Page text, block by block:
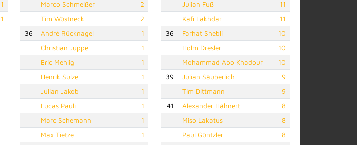
1
1
Marco Schmeißer
2
Tim Wüstneck
2
36
André Rücknagel
1
Christian Juppe
1
Eric Mehlig
1
Henrik Sulze
1
Julian Jakob
1
Lucas Pauli
1
Marc Schemann
1
Max Tietze
1
Julian Fuß
11
Kafi Lakhdar
11
36
Farhat Shebli
10
Holm Dresler
10
Mohammad Abo Khadour
10
39
Julian Säuberlich
9
Tim Dittmann
9
41
Alexander Hähnert
8
Miso Lakatus
8
Paul Güntzler
8